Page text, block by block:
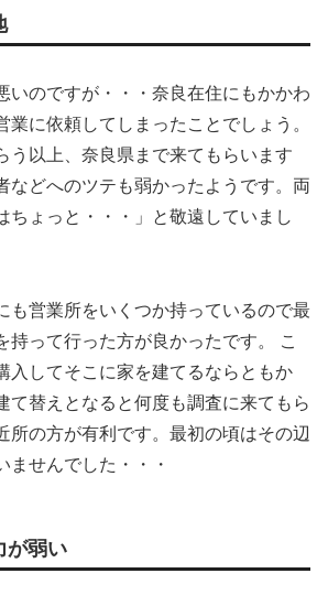
いのですが・・・奈良在住にもかかわ
業に依頼してしまったことでしょう。
う以上、奈良県まで来てもらいます
などへのツテも弱かったようです。両
ちょっと・・・」と敬遠していまし
も営業所をいくつか持っているので最
持って行った方が良かったです。 こ
入してそこに家を建てるならともか
て替えとなると何度も調査に来てもら
所の方が有利です。最初の頃はその辺
ませんでした・・・
が弱い